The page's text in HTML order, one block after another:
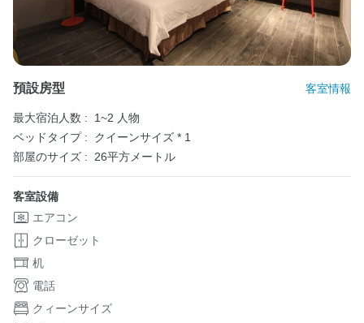
預設房型 客室情報
最大宿泊人数 :
1~2 人物
ベッドタイプ :
クイーンサイズ * 1
部屋のサイズ :
26平方メートル
客室設備
エアコン
クローゼット
机
電話
クィーンサイズ